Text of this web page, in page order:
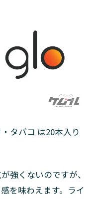
タバコ は20本入り
強くないのですが、
を味わえます。ライ